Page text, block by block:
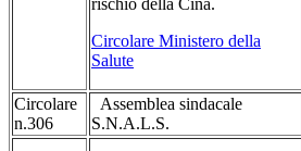
Circolare Ministero della
Salute
Circolare
n.306
Assemblea sindacale
S.N.A.L.S.